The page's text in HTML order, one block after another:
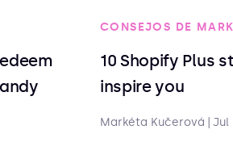
CONSEJOS DE
10 Shopify Plus
inspire you
Markéta Kučerová Jul